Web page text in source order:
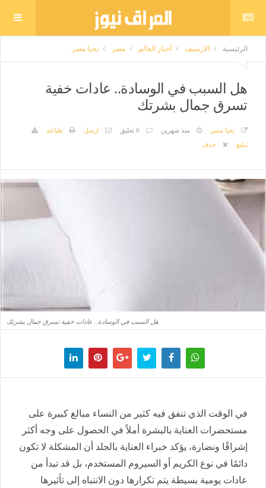
الرئيسية الارشيف أخبار العالم مصر تحيا مصر
هل السبب في الوسادة.. عادات خفية
تسرق جمال بشرتك
تحيا مصر منذ شهرين 0 تعليق ارسل
طباعة
تبليغ
حذف
هل السبب في الوسادة.. عادات خفية تسرق جمال بشرتك
في الوقت الذي تنفق فيه كثير من النساء مبالغ كبيرة على
مستحضرات العناية بالبشرة أملاً في الحصول على وجه أكثر
إشراقًا ونضارة، يؤكد خبراء العناية بالجلد أن المشكلة لا تكون
دائمًا في نوع الكريم أو السيروم المستخدم، بل قد تبدأ من
عادات يومية بسيطة يتم تكرارها دون الانتباه إلى تأثيرها